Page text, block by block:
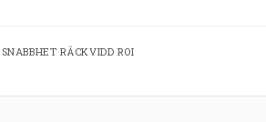
SNABBHET·RÄCKVIDD·ROI